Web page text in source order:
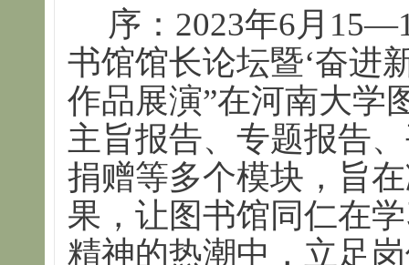
序：2023年6月
书馆馆长论坛暨‘奋进
作品展演”在河南大学
主旨报告、专题报告
捐赠等多个模块，旨
果，让图书馆同仁在
精神的热潮中，立足